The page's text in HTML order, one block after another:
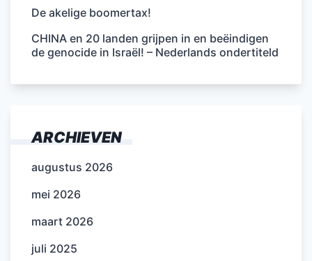
De akelige boomertax!
CHINA en 20 landen grijpen in en beëindigen
de genocide in Israël! – Nederlands ondertiteld
ARCHIEVEN
augustus 2026
mei 2026
maart 2026
juli 2025